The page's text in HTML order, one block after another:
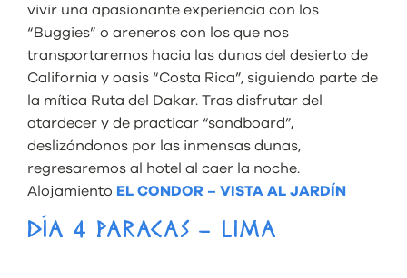
vivir una apasionante experiencia con los
“Buggies” o areneros con los que nos
transportaremos hacia las dunas del desierto de
California y oasis “Costa Rica”, siguiendo parte de
la mítica Ruta del Dakar. Tras disfrutar del
atardecer y de practicar “sandboard”,
deslizándonos por las inmensas dunas,
regresaremos al hotel al caer la noche.
Alojamiento EL CONDOR – VISTA AL JARDÍN
DÍA 4 PARACAS – LIMA